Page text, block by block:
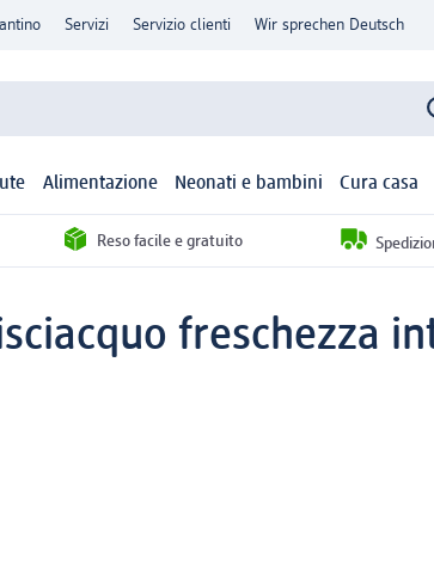
Servizi Servizio clienti Wir sprechen Deutsch
Alimentazione Neonati e bambini Cura casa
Reso facile e gratuito
freschezza